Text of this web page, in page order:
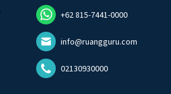
+62 815-7441-0000
info@ruangguru.com
02130930000